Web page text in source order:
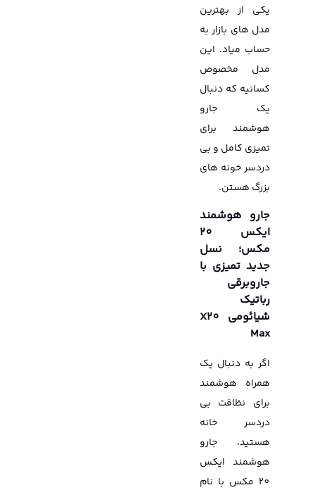
یکی از بهترین
مدل های بازار به
حساب میاد. این
مدل مخصوص
کسانیه که دنبال
یک جارو
هوشمند برای
تمیزی کامل و بی
دردسر خونه های
بزرگ هستن.
جارو هوشمند
ایکس 20
مکس؛ نسل
جدید تمیزی با
جاروبرقی
رباتیک
شیائومی X20
Max
اگر به دنبال یک
همراه هوشمند
برای نظافت بی
دردسر خانه
هستید، جارو
هوشمند ایکس
20 مکس با نام